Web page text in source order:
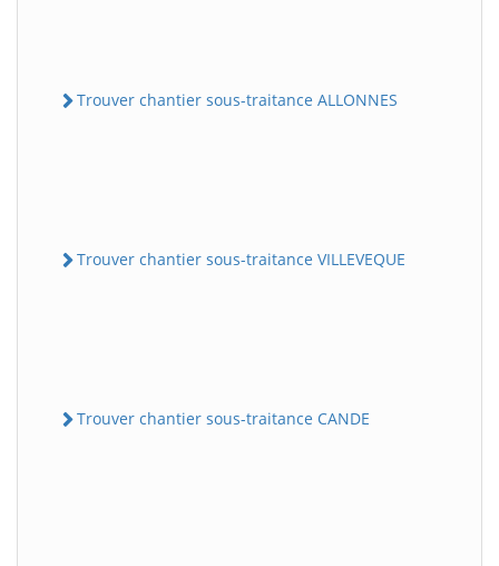
Trouver chantier sous-traitance ALLONNES
Trouver chantier sous-traitance VILLEVEQUE
Trouver chantier sous-traitance CANDE